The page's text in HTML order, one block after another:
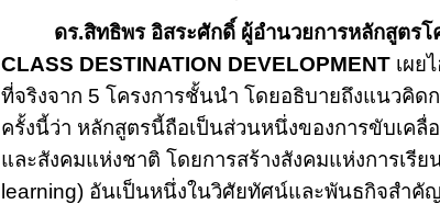
ดร.สิทธิพร อิสระศักดิ์ ผู้อำนวยการหลักสูตรโ
CLASS DESTINATION DEVELOPMENT เผย
ที่จริงจาก 5 โครงการชั้นนำ โดยอธิบายถึงแนวคิด
ครั้งนี้ว่า หลักสูตรนี้ถือเป็นส่วนหนึ่งของการขับเค
และสังคมแห่งชาติ โดยการสร้างสังคมแห่งการเรี
learning) อันเป็นหนึ่งในวิศัยทัศน์และพันธกิจสำคั